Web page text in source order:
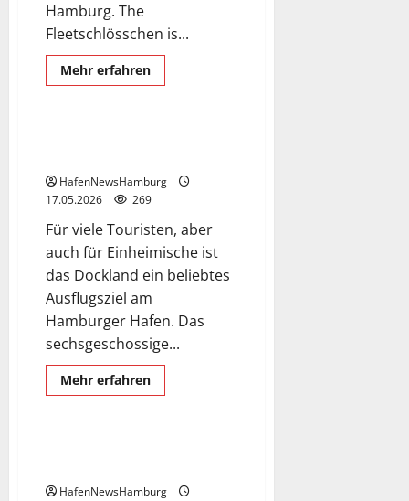
Hamburg. The
Fleetschlösschen is...
Mehr erfahrenMehr
Informationen
Dockland
Exclusive Aerial Pics
Fähranleger
German and English language
HafenNewsHamburg
17.05.2026
269
Für viele Touristen, aber
auch für Einheimische ist
das Dockland ein beliebtes
Ausflugsziel am
Hamburger Hafen. Das
sechsgeschossige...
Mehr erfahrenMehr
Informationen
Bubendey-Ufer
Exclusive Aerial Pics
German and English language
Lotsenhaus Seemannshöft
Schiffsmeldedienst
HafenNewsHamburg